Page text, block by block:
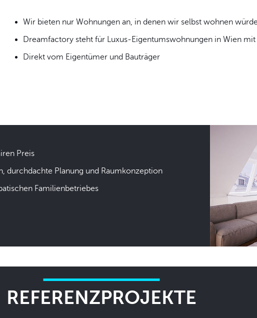
Wir bieten nur Wohnungen an, in denen wir selbst
Dreamfactory steht für Luxus-Eigentumswohnungen in Wien mit
Direkt vom Eigentümer und Bauträger
Preis
durchdachte Planung und Raumkonzeption
Familienbetriebes
REFERENZPROJEKTE